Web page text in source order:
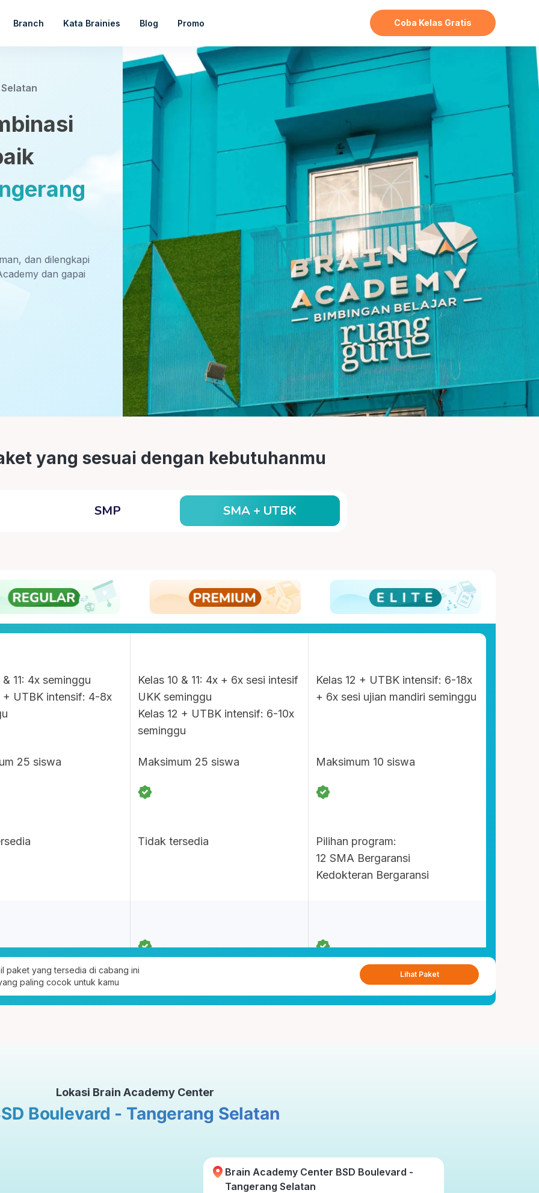
Branch Kata Brainies Blog Promo Coba Kelas Gratis
dan dilengkapi
dan gapai
yang sesuai dengan kebutuhanmu
SMP SMA + UTBK
& 11: 4x seminggu
+ UTBK intensif: 4-8x
Kelas 10 & 11: 4x + 6x sesi intesif
UKK seminggu
Kelas 12 + UTBK intensif: 6-10x
seminggu
Kelas 12 + UTBK intensif: 6-18x
+ 6x sesi ujian mandiri seminggu
25 siswa Maksimum 25 siswa Maksimum 10 siswa
Tidak tersedia
Pilihan program:
12 SMA Bergaransi
Kedokteran Bergaransi
23x setahun
paket yang tersedia di cabang ini
paling cocok untuk kamu
Lihat Paket
Lokasi Brain Academy Center
Boulevard - Tangerang Selatan
Brain Academy Center BSD Boulevard -
Tangerang Selatan